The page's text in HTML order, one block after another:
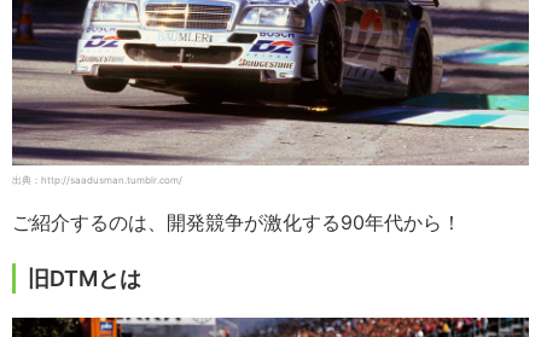
出典：http://saadusman.tumblr.com/
ご紹介するのは、開発競争が激化する90年代から！
旧DTMとは